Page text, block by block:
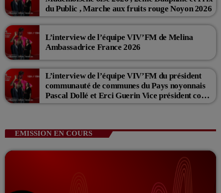
du Public , Marche aux fruits rouge Noyon 2026
L’interview de l’équipe VIV’FM de Melina
Ambassadrice France 2026
L’interview de l’équipe VIV’FM du président
communauté de communes du Pays noyonnais
Pascal Dollé et Erci Guerin Vice président com
de com
EMISSION EN COURS